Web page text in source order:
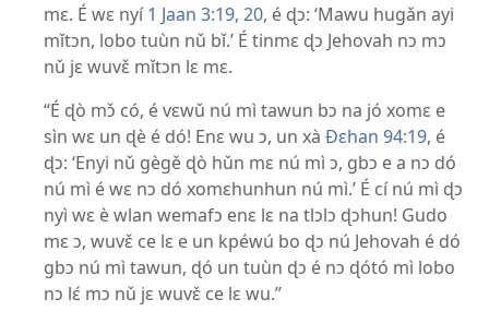
mɛ. É wɛ nyí1 Jaan 3:19, 20, é ɖɔ: ‘Mawu hugǎn ayi
mǐtɔn, lobo tuùn nǔ bǐ.’ É tinmɛ ɖɔ Jehovah nɔ mɔ
nǔ jɛ wuvɛ̌ mǐtɔn lɛ mɛ.
“É ɖò mɔ̌ có, é vɛwǔ nú mì tawun bɔ na jó xomɛ e
sìn wɛ un ɖè é dó! Enɛ wu ɔ, un xà Ðɛhan 94:19, é
ɖɔ: ‘Enyi nǔ gègě ɖò hǔn mɛ nú mì ɔ, gbɔ e a nɔ dó
nú mì é wɛ nɔ dó xomɛhunhun nú mì.’ É cí nú mì ɖɔ
nyì wɛ è wlan wemafɔ enɛ lɛ na tlɔlɔ ɖɔhun! Gudo
mɛ ɔ, wuvɛ̌ ce lɛ e un kpéwú bo ɖɔ nú Jehovah é dó
gbɔ nú mì tawun, ɖó un tuùn ɖɔ é nɔ ɖótó mì lobo
nɔ lɛ́ mɔ nǔ jɛ wuvɛ̌ ce lɛ wu.”